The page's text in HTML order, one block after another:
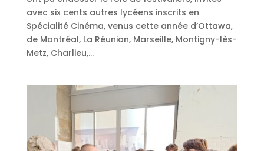
avec six cents autres lycéens inscrits en
Spécialité Cinéma, venus cette année d’Ottawa,
de Montréal, La Réunion, Marseille, Montigny-lès-
Metz, Charlieu,...